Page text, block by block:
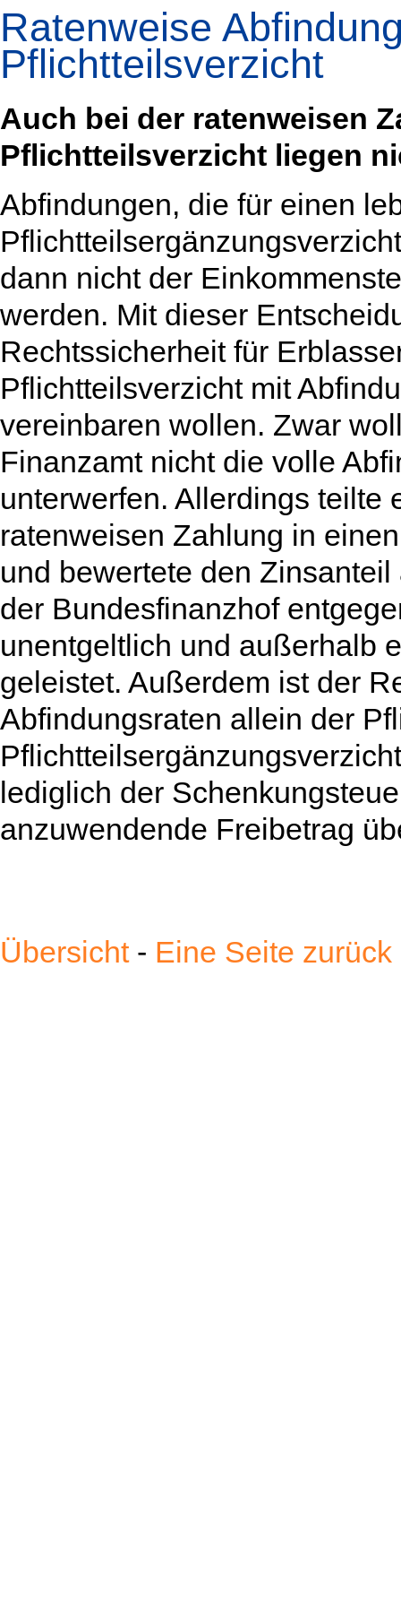
Ratenweise
Pflichtteilsverzicht
Auch bei der ratenweisen
Pflichtteilsverzicht liegen
Abfindungen, die für einen
dann nicht der
werden. Mit dieser
Rechtssicherheit für
Pflichtteilsverzicht mit
vereinbaren wollen. Zwar
Finanzamt nicht die volle
unterwerfen. Allerdings teilte
ratenweisen Zahlung in
und bewertete den
der Bundesfinanzhof
unentgeltlich und außerhalb
geleistet. Außerdem ist der
Abfindungsraten allein der
lediglich der
anzuwendende Freibetrag
Übersicht- Eine Seite zurück